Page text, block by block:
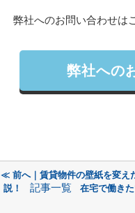
弊社へのお問い合わせは
弊社への
≪ 前へ｜賃貸物件の壁紙を変え
説！
記事一覧 在宅で働き